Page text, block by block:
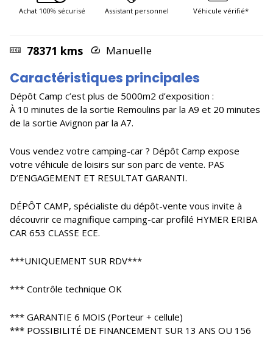
Achat 100% sécurisé Assistant personnel Véhicule vérifié*
78371 kms Manuelle
Caractéristiques principales
Dépôt Camp c’est plus de 5000m2 d’exposition :
À 10 minutes de la sortie Remoulins par la A9 et 20 minutes
de la sortie Avignon par la A7.
Vous vendez votre camping-car ? Dépôt Camp expose
votre véhicule de loisirs sur son parc de vente. PAS
D’ENGAGEMENT ET RESULTAT GARANTI.
DÉPÔT CAMP, spécialiste du dépôt-vente vous invite à
découvrir ce magnifique camping-car profilé HYMER ERIBA
CAR 653 CLASSE ECE.
***UNIQUEMENT SUR RDV***
*** Contrôle technique OK
*** GARANTIE 6 MOIS (Porteur + cellule)
*** POSSIBILITÉ DE FINANCEMENT SUR 13 ANS OU 156